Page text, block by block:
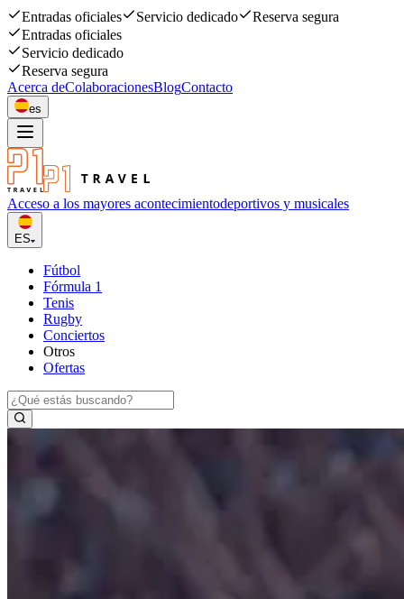
Entradas oficiales Servicio dedicado
Reserva segura
Entradas oficiales
Servicio dedicado
Reserva segura
Acerca deColaboracionesBlogContacto
es
Acceso a los mayores acontecimientodeportivos y musicales
ES
Fútbol
Fórmula 1
Tenis
Rugby
Conciertos
Otros
Ofertas